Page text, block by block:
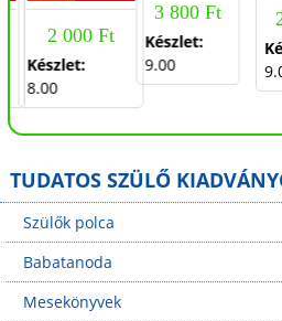
2 000 Ft
Készlet:
8.00
3 800 Ft
Készlet:
9.00
TUDATOS SZÜLŐ
Szülők polca
Babatanoda
Mesekönyvek